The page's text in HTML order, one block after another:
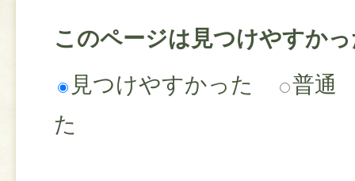
このページは見つけやすか
見つけやすかった
普通
た